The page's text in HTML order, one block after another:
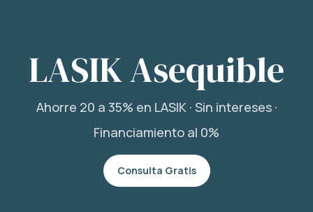
LASIK Asequible
Ahorre 20 a 35% en LASIK · Sin intereses ·
Financiamiento al 0%
Consulta Gratis